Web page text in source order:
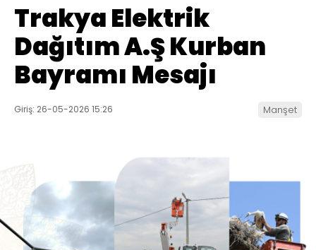
Trakya Elektrik
Dağıtım A.Ş Kurban
Bayramı Mesajı
Giriş: 26-05-2026 15:26 Manşet